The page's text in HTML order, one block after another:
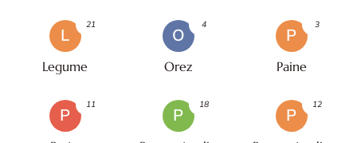
L
Legume
21
O
Orez
4
P
Paine
3
P
11
P
18
P
12